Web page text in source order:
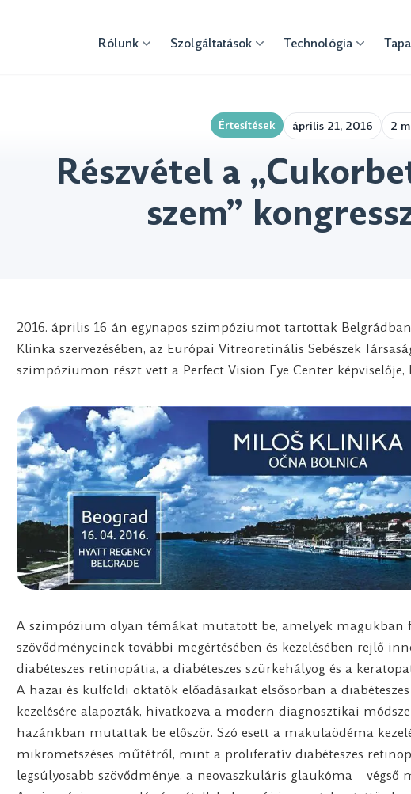
Rólunk Szolgáltatások Technológia
Értesítések április 21, 2016 2
Részvétel a
szem”
2016. április 16-án egynapos szimpóziumot tartottak
Klinka szervezésében, az Európai Vitreoretinális Sebészek
szimpóziumon részt vett a Perfect Vision Eye Center képviselője,
A szimpózium olyan témákat mutatott be, amelyek magukban
szövődményeinek további megértésében és kezelésében rejlő
diabéteszes retinopátia, a diabéteszes szürkehályog és a
A hazai és külföldi oktatók előadásaikat elsősorban a
kezelésére alapozták, hivatkozva a modern diagnosztikai
hazánkban mutattak be először. Szó esett a makulaödéma
mikrometszéses műtétről, mint a proliferatív diabéteszes
legsúlyosabb szövődménye, a neovaszkuláris glaukóma – végső